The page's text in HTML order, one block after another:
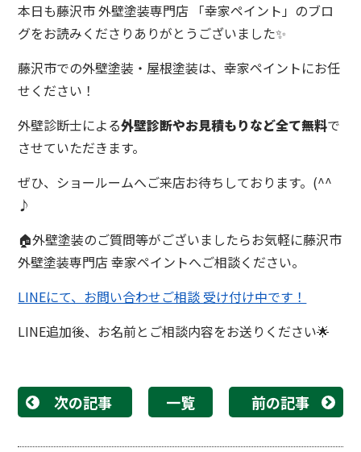
本日も藤沢市 外壁塗装専門店 「幸家ペイント」のブロ
グをお読みくださりありがとうございました✨
藤沢市での外壁塗装・屋根塗装は、幸家ペイントにお任
せください！
外壁診断士による外壁診断やお見積もりなど全て無料で
させていただきます。
ぜひ、ショールームへご来店お待ちしております。(^^
♪
🏠外壁塗装のご質問等がございましたらお気軽に藤沢市
外壁塗装専門店 幸家ペイントへご相談ください。
LINEにて、お問い合わせご相談 受け付け中です！
LINE追加後、お名前とご相談内容をお送りください🌟
次の記事 一覧 前の記事